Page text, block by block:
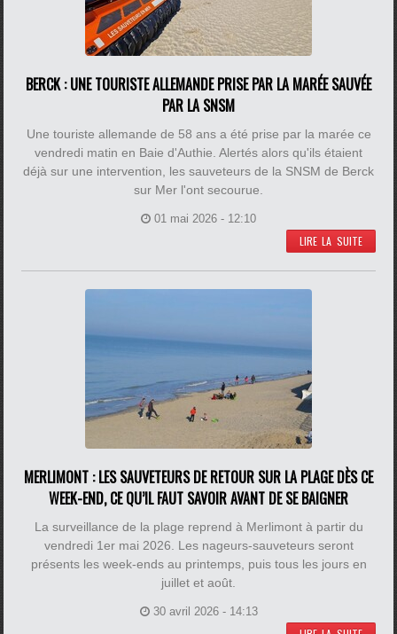
BERCK : UNE TOURISTE ALLEMANDE PRISE PAR LA MARÉE SAUVÉE
PAR LA SNSM
Une touriste allemande de 58 ans a été prise par la marée ce
vendredi matin en Baie d'Authie. Alertés alors qu'ils étaient
déjà sur une intervention, les sauveteurs de la SNSM de Berck
sur Mer l'ont secourue.
01 mai 2026 - 12:10
LIRE LA SUITE
MERLIMONT : LES SAUVETEURS DE RETOUR SUR LA PLAGE DÈS CE
WEEK-END, CE QU’IL FAUT SAVOIR AVANT DE SE BAIGNER
La surveillance de la plage reprend à Merlimont à partir du
vendredi 1er mai 2026. Les nageurs-sauveteurs seront
présents les week-ends au printemps, puis tous les jours en
juillet et août.
30 avril 2026 - 14:13